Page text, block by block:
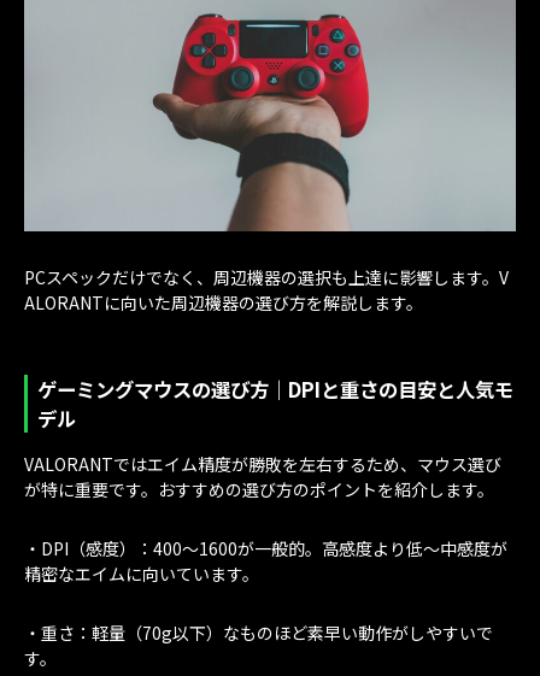
PCスペックだけでなく、周辺機器の選択も上達に影響します。V
ALORANTに向いた周辺機器の選び方を解説します。
ゲーミングマウスの選び方｜DPIと重さの目安と人気モ
デル
VALORANTではエイム精度が勝敗を左右するため、マウス選び
が特に重要です。おすすめの選び方のポイントを紹介します。
・DPI（感度）：400〜1600が一般的。高感度より低〜中感度が
精密なエイムに向いています。
・重さ：軽量（70g以下）なものほど素早い動作がしやすいで
す。